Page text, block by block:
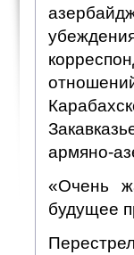
армяно-
«Очень
будущее